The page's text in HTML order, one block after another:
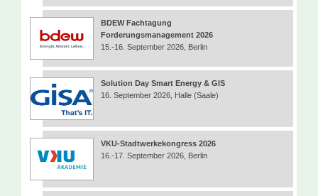
BDEW Fachtagung
Forderungsmanagement 2026
15.-16. September 2026, Berlin
Solution Day Smart Energy & GIS
16. September 2026, Halle (Saale)
VKU-Stadtwerkekongress 2026
16.-17. September 2026, Berlin